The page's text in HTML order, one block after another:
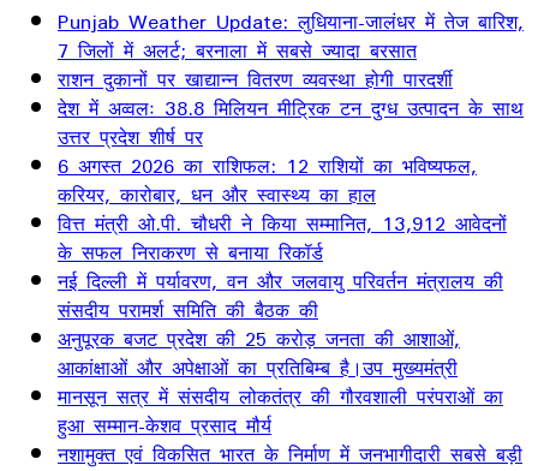
Punjab Weather Update: लुधियाना-जालंधर में तेज बारिश,
7 जिलों में अलर्ट; बरनाला में सबसे ज्यादा बरसात
राशन दुकानों पर खाद्यान्न वितरण व्यवस्था होगी पारदर्शी
देश में अव्वलः 38.8 मिलियन मीट्रिक टन दुग्ध उत्पादन के साथ
उत्तर प्रदेश शीर्ष पर
6 अगस्त 2026 का राशिफल: 12 राशियों का भविष्यफल,
करियर, कारोबार, धन और स्वास्थ्य का हाल
वित्त मंत्री ओ.पी. चौधरी ने किया सम्मानित, 13,912 आवेदनों
के सफल निराकरण से बनाया रिकॉर्ड
नई दिल्ली में पर्यावरण, वन और जलवायु परिवर्तन मंत्रालय की
संसदीय परामर्श समिति की बैठक की
अनुपूरक बजट प्रदेश की 25 करोड़ जनता की आशाओं,
आकांक्षाओं और अपेक्षाओं का प्रतिबिम्ब है।उप मुख्यमंत्री
मानसून सत्र में संसदीय लोकतंत्र की गौरवशाली परंपराओं का
हुआ सम्मान-केशव प्रसाद मौर्य
नशामुक्त एवं विकसित भारत के निर्माण में जनभागीदारी सबसे बड़ी